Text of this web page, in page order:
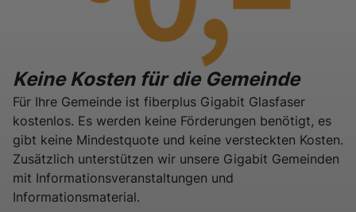
Keine Kosten für die Gemeinde
Für Ihre Gemeinde ist fiberplus Gigabit Glasfaser
kostenlos. Es werden keine Förderungen benötigt, es
gibt keine Mindestquote und keine versteckten Kosten.
Zusätzlich unterstützen wir unsere Gigabit Gemeinden
mit Informationsveranstaltungen und
Informationsmaterial.